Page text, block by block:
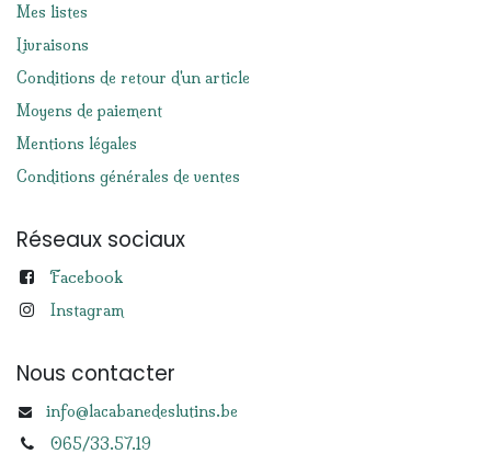
Mes listes
Livraisons
Conditions de retour d'un article
Moyens de paiement
Mentions légales
Conditions générales de ventes
Réseaux sociaux
Facebook
Instagram
Nous contacter
info@lacabanedeslutins.be
065/33.57.19